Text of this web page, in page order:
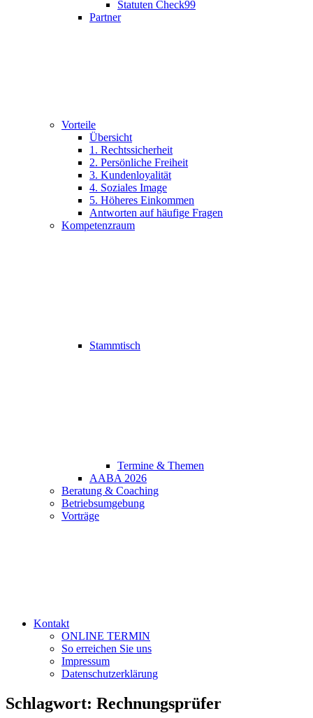
Statuten Check99
Partner
Vorteile
Übersicht
1. Rechtssicherheit
2. Persönliche Freiheit
3. Kundenloyalität
4. Soziales Image
5. Höheres Einkommen
Antworten auf häufige Fragen
Kompetenzraum
Stammtisch
Termine & Themen
AABA 2026
Beratung & Coaching
Betriebsumgebung
Vorträge
Kontakt
ONLINE TERMIN
So erreichen Sie uns
Impressum
Datenschutzerklärung
Schlagwort: Rechnungsprüfer